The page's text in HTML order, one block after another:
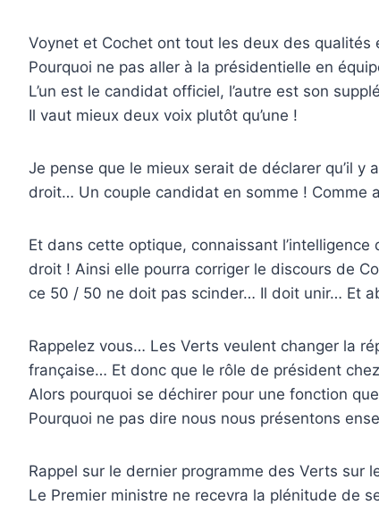
Voynet et Cochet ont tout les deux des qualités
Pourquoi ne pas aller à la présidentielle en
L’un est le candidat officiel, l’autre est son
Il vaut mieux deux voix plutôt qu’une !
Je pense que le mieux serait de déclarer qu’il y
droit… Un couple candidat en somme ! Comme
Et dans cette optique, connaissant
droit ! Ainsi elle pourra corriger le discours de
ce 50 / 50 ne doit pas scinder… Il doit unir… Et
Rappelez vous… Les Verts veulent changer la
française… Et donc que le rôle de président
Alors pourquoi se déchirer pour une fonction
Pourquoi ne pas dire nous nous présentons
Rappel sur le dernier programme des Verts sur
Le Premier ministre ne recevra la plénitude de